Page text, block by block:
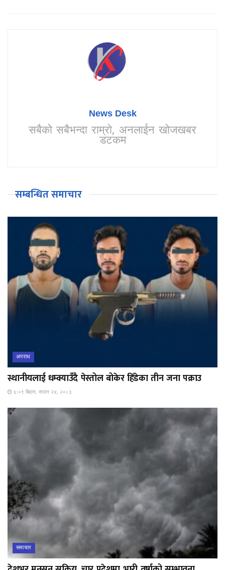
News Desk
सबैको सबैभन्दा राम्रो, अनलाईन खोजखबर
डटकम
सम्बन्धित समाचार
अपराध
स्थानीयलाई धम्क्याउँदै पेस्तोल बोकेर हिँडेका तीन जना पक्राउ
६:०९ बिहान, साउन २४, २०८३
समाचार